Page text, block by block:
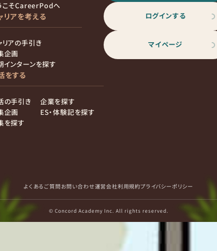
こそCareerPodへ
リアを考える
リアの手引き
企画
インターンを探す
をする
の手引き
企画
を探す
企業を探す
ES・体験記を探す
ログインする
マイページ
よくあるご質問お問い合わせ運営会社利用規約プライバシーポリシー
© Concord Academy Inc. All rights reserved.